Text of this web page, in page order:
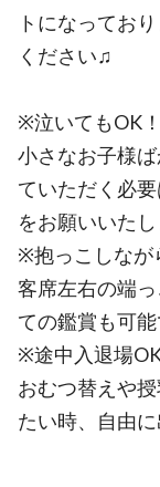
トになってお
ください♫
※泣いてもOK！
小さなお子様
ていただく必
をお願いいたし
※抱っこしなが
客席左右の端
ての鑑賞も可能
※途中入退場OK
おむつ替えや
たい時、自由に